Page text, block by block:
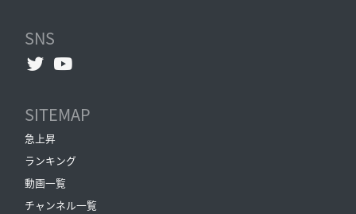
SNS
SITEMAP
急上昇
ランキング
動画一覧
チャンネル一覧